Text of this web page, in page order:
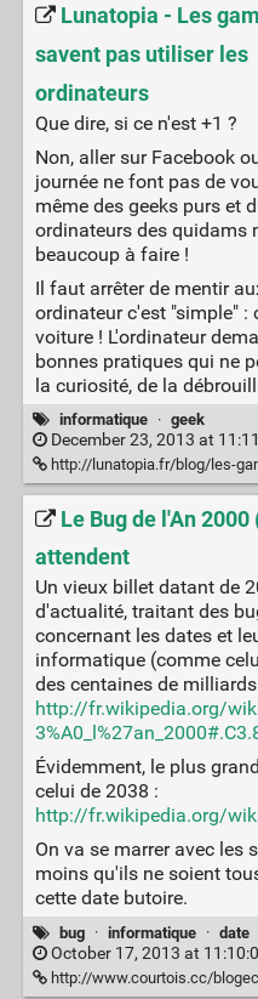
Lunatopia - Les
savent pas utiliser les
ordinateurs
Que dire, si ce n'est +1 ?
Non, aller sur Facebook
journée ne font pas de
même des geeks purs et
ordinateurs des quidams
beaucoup à faire !
Il faut arrêter de mentir
ordinateur c'est "simple" :
voiture ! L'ordinateur
bonnes pratiques qui ne
la curiosité, de la
informatique · geek
December 23, 2013 at
http://lunatopia.fr/blog/les-
Le Bug de l'An
attendent
Un vieux billet datant de
d'actualité, traitant des
concernant les dates et
informatique (comme
des centaines de
http://fr.wikipedia.org/
Évidemment, le plus
celui de 2038 :
http://fr.wikipedia.org/
On va se marrer avec les
moins qu'ils ne soient
cette date butoire.
bug · informatique · date
October 17, 2013 at
http://www.courtois.cc/blogeclectique/